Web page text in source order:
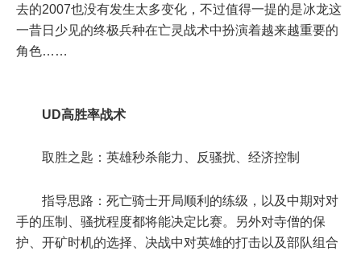
去的2007也没有发生太多变化，不过值得一提的是冰龙这
一昔日少见的终极兵种在亡灵战术中扮演着越来越重要的
角色……
UD高胜率战术
取胜之匙：英雄秒杀能力、反骚扰、经济控制
指导思路：死亡骑士开局顺利的练级，以及中期对对
手的压制、骚扰程度都将能决定比赛。另外对寺僧的保
护、开矿时机的选择、决战中对英雄的打击以及部队组合